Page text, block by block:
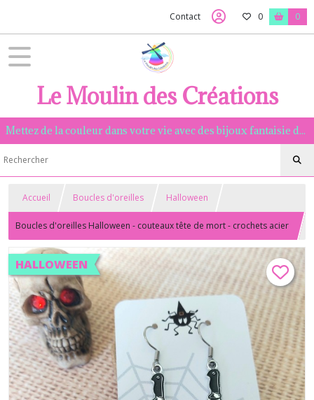
Contact 0 0
Le Moulin des Créations
Mettez de la couleur dans votre vie avec des bijoux fantaisie de qualité, assemblés à la main dans la Manche.
Accueil Boucles d'oreilles Halloween
Boucles d'oreilles Halloween - couteaux tête de mort - crochets acier
inoxydable
HALLOWEEN